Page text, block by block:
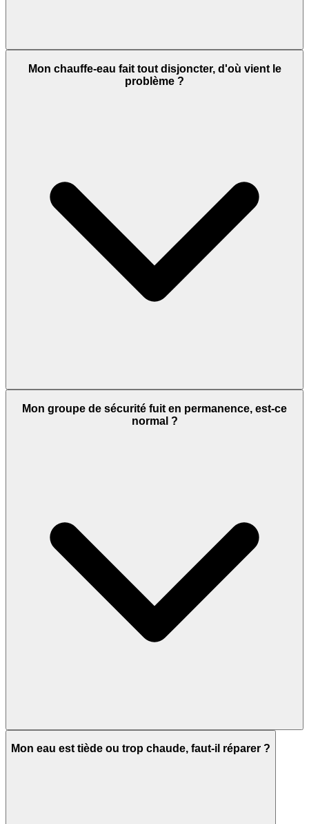
Mon chauffe-eau fait tout disjoncter, d'où vient le
problème ?
Mon groupe de sécurité fuit en permanence, est-ce
normal ?
Mon eau est tiède ou trop chaude, faut-il réparer ?